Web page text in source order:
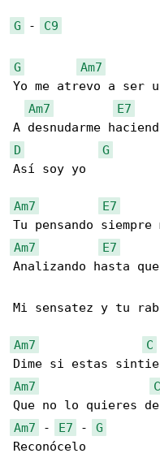
G - C9
G Am7
Yo me atrevo a ser
Am7
E7
D
G
Así soy yo
Am7 E7
Am7
E7
Analizando hasta
Mi sensatez y tu
Am7 C
Am7
C
Am7 - E7 - G
Reconócelo